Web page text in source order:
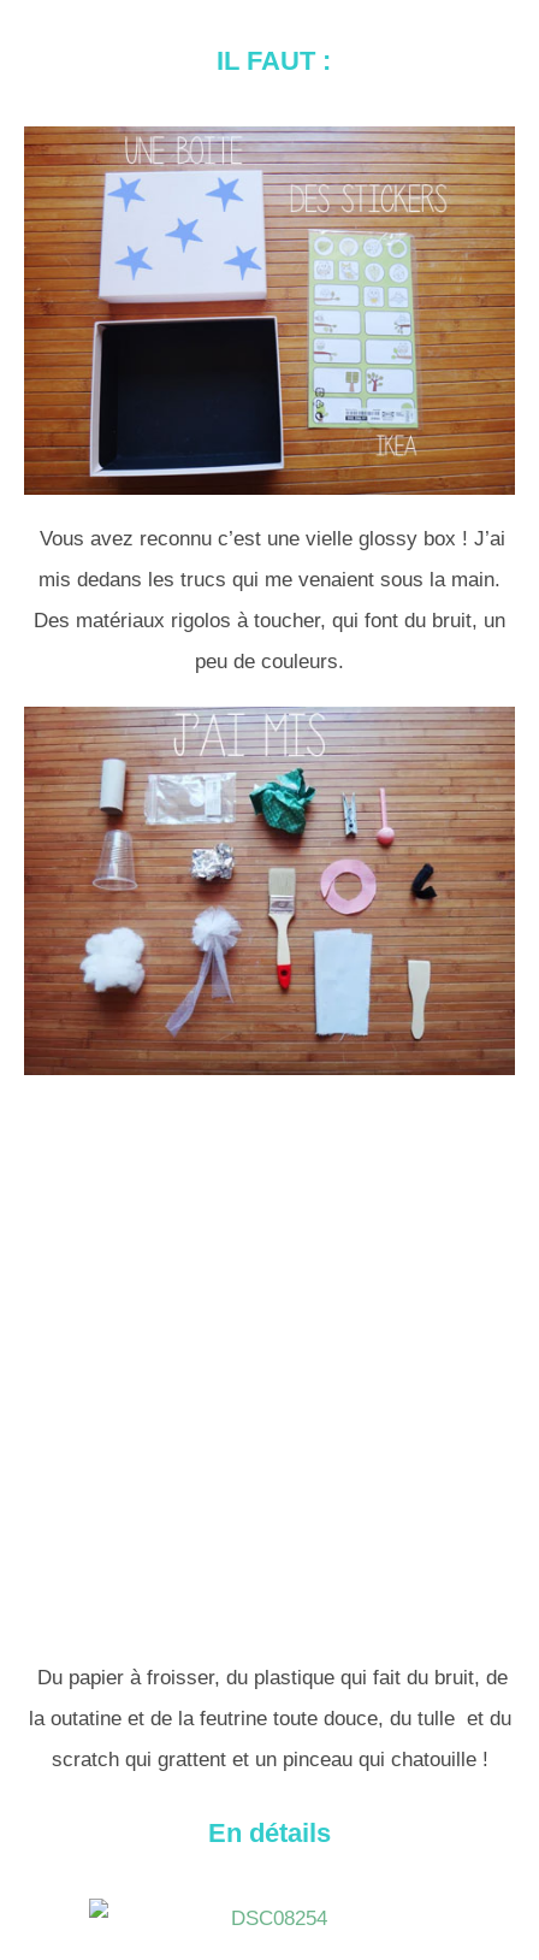
IL FAUT :
Vous avez reconnu c’est une vielle glossy box ! J’ai
mis dedans les trucs qui me venaient sous la main.
Des matériaux rigolos à toucher, qui font du bruit, un
peu de couleurs.
Du papier à froisser, du plastique qui fait du bruit, de
la outatine et de la feutrine toute douce, du tulle et du
scratch qui grattent et un pinceau qui chatouille !
En détails